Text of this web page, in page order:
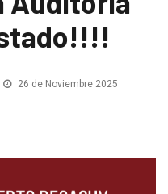
26 de Noviembre 2025